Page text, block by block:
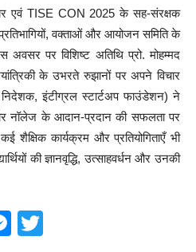
एवं TISE CON 2025 के सह-संरक्षक
प्रतिभागियों, वक्ताओं और आयोजन समिति के
पर विशिष्ट अतिथि प्रो. मोहम्मद
के उभरते रुझानों पर अपने विचार
निदेशक, इंटीग्रल स्टार्टअप फाउंडेशन) ने
नॉलेज के आदान-प्रदान की सफलता पर
शैक्षिक कार्यक्रम और प्रतियोगिताएँ भी
की ज्ञानवृद्धि, उत्साहवर्धन और उनकी
M